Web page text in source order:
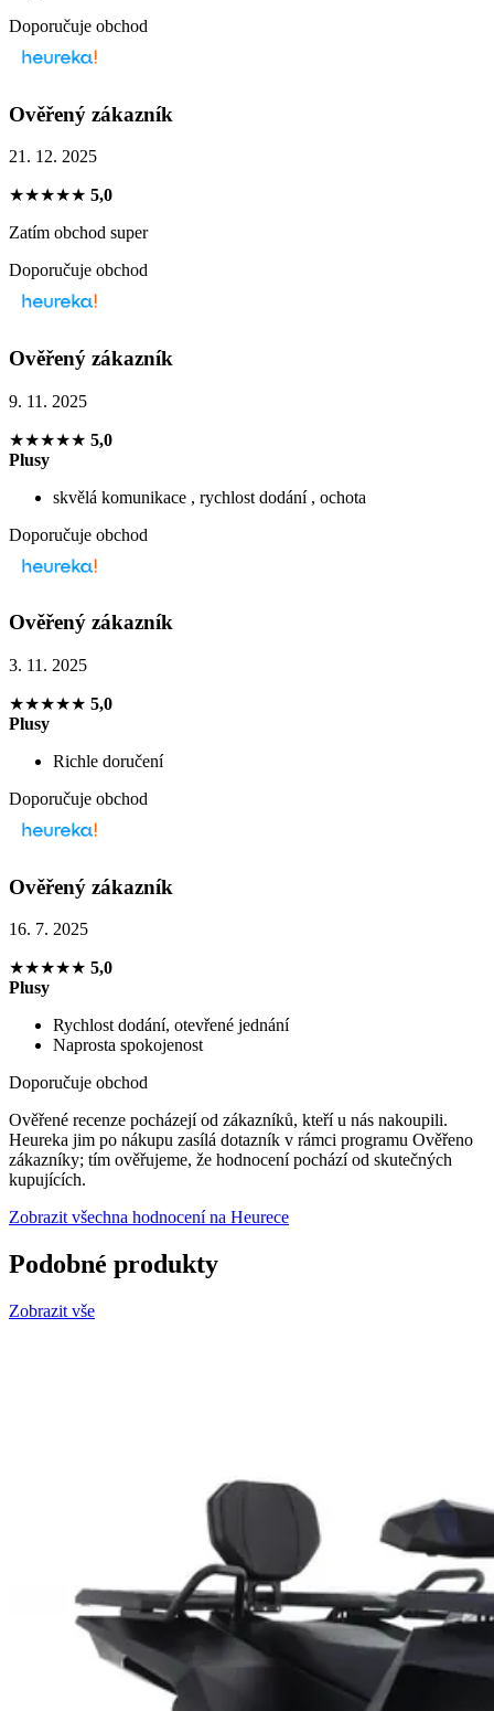
Doporučuje obchod
Ověřený zákazník
21. 12. 2025
★★★★★ 5,0
Zatím obchod super
Doporučuje obchod
Ověřený zákazník
9. 11. 2025
★★★★★ 5,0
Plusy
skvělá komunikace , rychlost dodání , ochota
Doporučuje obchod
Ověřený zákazník
3. 11. 2025
★★★★★ 5,0
Plusy
Richle doručení
Doporučuje obchod
Ověřený zákazník
16. 7. 2025
★★★★★ 5,0
Plusy
Rychlost dodání, otevřené jednání
Naprosta spokojenost
Doporučuje obchod
Ověřené recenze pocházejí od zákazníků, kteří u nás nakoupili.
Heureka jim po nákupu zasílá dotazník v rámci programu Ověřeno
zákazníky; tím ověřujeme, že hodnocení pochází od skutečných
kupujících.
Zobrazit všechna hodnocení na Heurece
Podobné produkty
Zobrazit vše